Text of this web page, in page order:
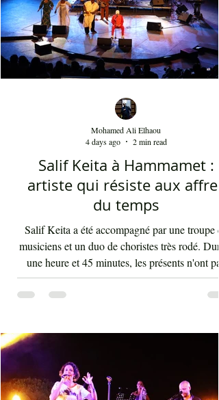
من خلال النغمات التي تأخذ بعداً وتوزيعاً
في بعض ردهات العرض وقد أبدع في هذه
النغما
Salif Keita à Hammamet :
artiste qui résiste aux affres
du temps
Salif Keita a été accompagné par une troupe
musiciens et un duo de choristes très rodé.
enflammés de cette musique malienne portant
elle la force et l'énergie de l'Afrique. La voix
Salif Keita est d'une vigueur inouïe, ses cris
les clameurs de l'homme éternel pour une vie
Mohamed Ali Elhaou
4 days ago
2 min read